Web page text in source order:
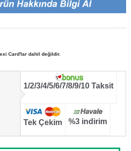
Card'lar dahil değildir.
1/2/3/4/5/6/7/8/9/10 Taksit
Tek Çekim %3 indirim